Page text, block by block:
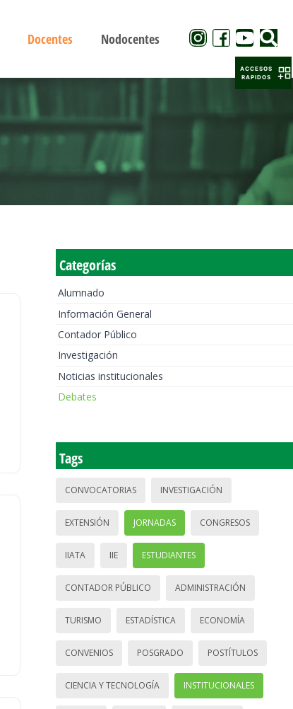
Docentes Nodocentes
Categorías
Alumnado
Información General
Contador Público
Investigación
Noticias institucionales
Debates
Tags
CONVOCATORIAS INVESTIGACIÓN
EXTENSIÓN JORNADAS CONGRESOS
IIATA IIE ESTUDIANTES
CONTADOR PÚBLICO ADMINISTRACIÓN
TURISMO ESTADÍSTICA ECONOMÍA
CONVENIOS POSGRADO POSTÍTULOS
CIENCIA Y TECNOLOGÍA INSTITUCIONALES
ACCESOS
RAPIDOS